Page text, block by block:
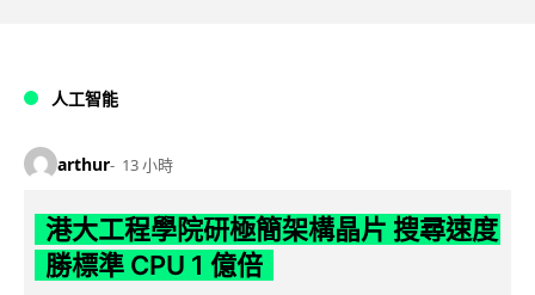
人工智能
arthur 13 小時
港大工程學院研極簡架構晶片 搜尋速度
勝標準 CPU 1 億倍